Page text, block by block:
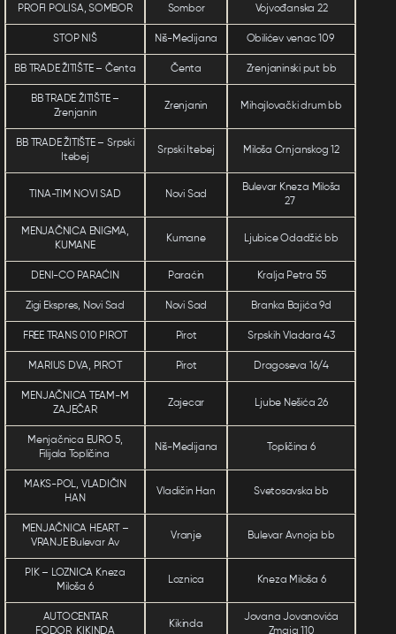
PROFI POLISA, SOMBOR Sombor Vojvođanska 22
STOP NIŠ Niš-Medijana Obilićev venac 109
BB TRADE ŽITIŠTE – Čenta Čenta Zrenjaninski put bb
BB TRADE ŽITIŠTE –
Zrenjanin
Zrenjanin Mihajlovački drum bb
BB TRADE ŽITIŠTE – Srpski
Itebej
Srpski Itebej Miloša Crnjanskog 12
TINA-TIM NOVI SAD Novi Sad
Bulevar Kneza Miloša
27
MENJAČNICA ENIGMA,
KUMANE
Kumane Ljubice Odadžić bb
DENI-CO PARAĆIN Paraćin Kralja Petra 55
Zigi Ekspres, Novi Sad Novi Sad Branka Bajića 9d
FREE TRANS 010 PIROT Pirot Srpskih Vladara 43
MARIUS DVA, PIROT Pirot Dragoseva 16/4
MENJAČNICA TEAM-M
ZAJEČAR
Zajecar Ljube Nešića 26
Menjačnica EURO 5,
Filijala Topličina
Niš-Medijana Topličina 6
MAKS-POL, VLADIČIN
HAN
Vladičin Han Svetosavska bb
MENJAČNICA HEART –
VRANJE Bulevar Av
Vranje Bulevar Avnoja bb
PIK – LOZNICA Kneza
Miloša 6
Loznica Kneza Miloša 6
AUTOCENTAR
FODOR KIKINDA
Kikinda
Jovana Jovanovića
Zmaja 110